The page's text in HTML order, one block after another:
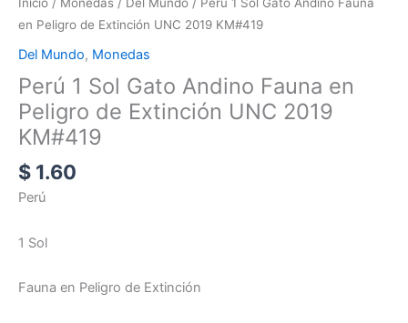
en Peligro de Extinción UNC 2019 KM#419
Del Mundo, Monedas
Perú 1 Sol Gato Andino Fauna en
Peligro de Extinción UNC 2019
KM#419
$ 1.60
Perú
1 Sol
Fauna en Peligro de Extinción
UNC
KM#419
cantidad